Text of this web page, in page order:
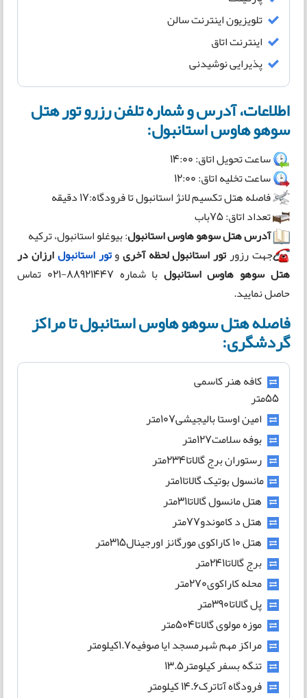
تلویزیون اینترنت سالن
اینترنت اتاق
پذیرایی نوشیدنی
اطلاعات، آدرس و شماره تلفن رزرو تور هتل
سوهو هاوس استانبول:
ساعت تحویل اتاق: 14:00
ساعت تخلیه اتاق: 12:00
فاصله هتل تکسیم لانژ استانبول تا فرودگاه:17 دقیقه
تعداد اتاق: 75باب
آدرس هتل سوهو هاوس استانبول: بیوغلو استانبول، ترکیه
جهت رزورتور استانبول لحظه آخریوتور استانبولارزان در
هتل سوهو هاوس استانبول
با شماره 88921447-021 تماس
حاصل نمایید.
فاصله هتل سوهو هاوس استانبول تا مراکز
گردشگری:
کافه هنر کاسمی
55متر
امین اوستا بالیجیشی107متر
بوفه سلامت127متر
رستوران برج گالاتا234متر
مانسول بوتیک گالاتا1متر
هتل مانسول گالاتا31متر
هتل د کاموندو77متر
هتل 10 کاراکوی مورگانز اورجینال315متر
برج گالاتا241متر
محله کاراکوی270متر
پل گالاتا390متر
موزه مولوی گالاتا504متر
مراکز مهم شهرمسجد ایا صوفیه1.7کیلومتر
تنگه بسفر کیلومتر13.5
فرودگاه آتاترک14.6 کیلومتر